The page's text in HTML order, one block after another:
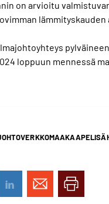
on arvioitu
lämmityskauden
ilmajohtoyhteys
loppuun mennessä
MAAKAAPELI